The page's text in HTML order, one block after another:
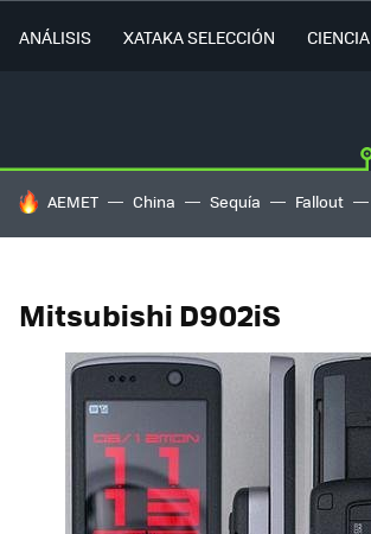
ANÁLISIS XATAKA SELECCIÓN CIENCIA
HOY SE HABLA DE
AEMET China Sequía Fallout
Mitsubishi D902iS